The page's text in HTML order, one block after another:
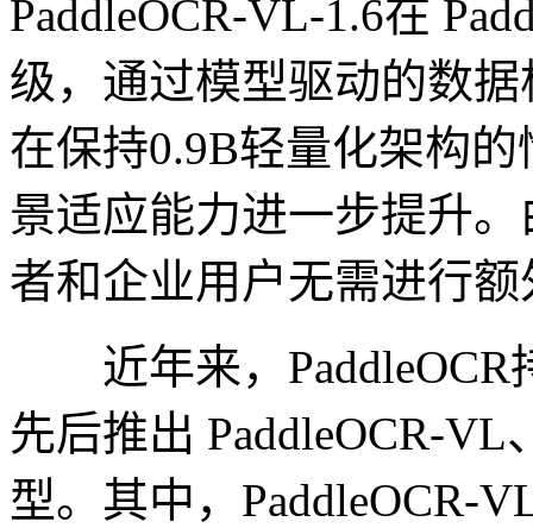
PaddleOCR-VL-1.6在
级，通过模型驱动的数
在保持0.9B轻量化架构
景适应能力进一步提升
者和企业用户无需进行
近年来，PaddleOCR
先后推出 PaddleOCR-VL
型。其中，PaddleOCR-